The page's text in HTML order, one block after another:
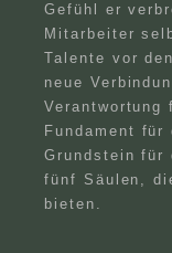
Gefühl er
Mitarbeiter
Talente vor
neue
Verantwortung
Fundament
Grundstein für
fünf Säulen,
bieten.